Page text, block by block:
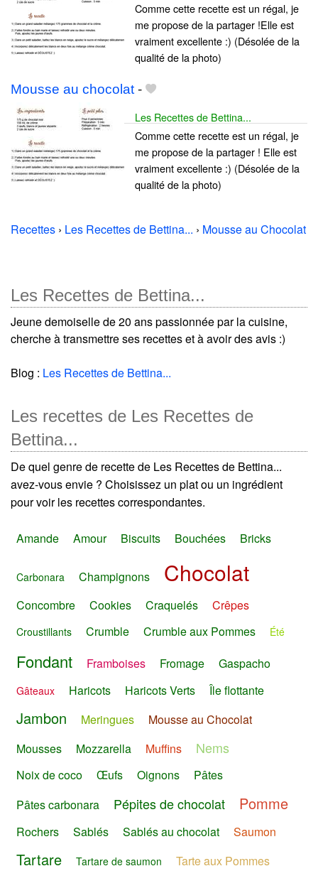
Comme cette recette est un régal, je
me propose de la partager !Elle est
vraiment excellente :) (Désolée de la
qualité de la photo)
Mousse au chocolat-
Les Recettes de Bettina...
Comme cette recette est un régal, je
me propose de la partager ! Elle est
vraiment excellente :) (Désolée de la
qualité de la photo)
Recettes › Les Recettes de Bettina... › Mousse au Chocolat
Les Recettes de Bettina...
Jeune demoiselle de 20 ans passionnée par la cuisine,
cherche à transmettre ses recettes et à avoir des avis :)
Blog : Les Recettes de Bettina...
Les recettes de Les Recettes de
Bettina...
De quel genre de recette de Les Recettes de Bettina...
avez-vous envie ? Choisissez un plat ou un ingrédient
pour voir les recettes correspondantes.
Amande Amour Biscuits Bouchées Bricks
Carbonara Champignons Chocolat
Concombre Cookies Craquelés Crêpes
Croustillants Crumble Crumble aux Pommes Été
Fondant Framboises Fromage Gaspacho
Gâteaux Haricots Haricots Verts Île flottante
Jambon Meringues
Mousse au Chocolat
Mousses
Mozzarella Muffins Nems
Noix de coco Œufs Oignons
Pâtes
Pâtes carbonara
Pépites de chocolat Pomme
Rochers Sablés Sablés au chocolat Saumon
Tartare Tartare de saumon Tarte aux Pommes